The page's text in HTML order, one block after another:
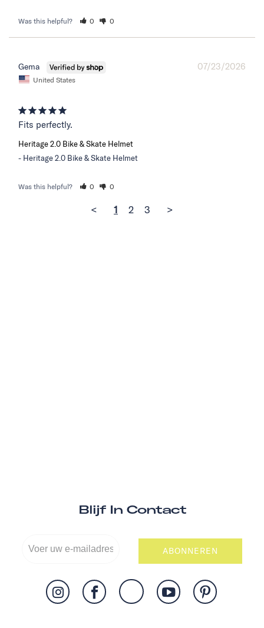
Was this helpful? 0 0
07/23/2026
Gema
United States
Fits perfectly.
Heritage 2.0 Bike & Skate Helmet
Heritage 2.0 Bike & Skate Helmet
Was this helpful? 0 0
< 1 2 3 >
Blijf In Contact
ABONNEREN